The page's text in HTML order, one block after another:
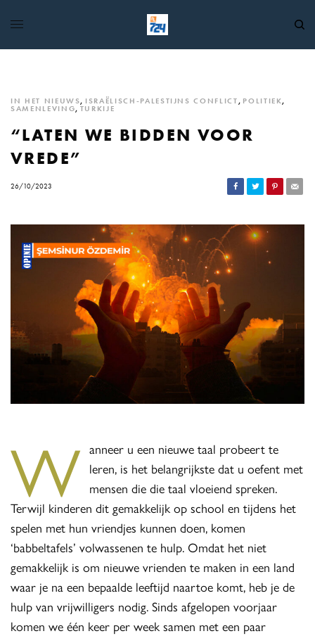
IN HET NIEUWS, ISRAËLISCH-PALESTIJNS CONFLICT , POLITIEK,
SAMENLEVING, TURKIJE
“LATEN WE BIDDEN VOOR
VREDE”
26/10/2023
W anneer u een nieuwe taal probeert te
leren, is het belangrijkste dat u oefent met
mensen die die taal vloeiend spreken.
Terwijl kinderen dit gemakkelijk op school en tijdens het
spelen met hun vriendjes kunnen doen, komen
‘babbeltafels’ volwassenen te hulp. Omdat het niet
gemakkelijk is om nieuwe vrienden te maken in een land
waar je na een bepaalde leeftijd naartoe komt, heb je de
hulp van vrijwilligers nodig. Sinds afgelopen voorjaar
komen we één keer per week samen met een paar